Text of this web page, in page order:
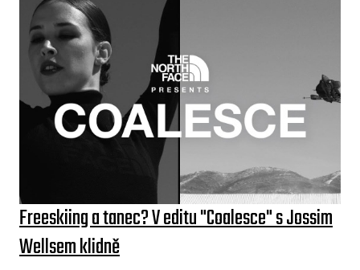
Freeskiing a tanec? V editu "Coalesce" s Jossim
Wellsem klidně